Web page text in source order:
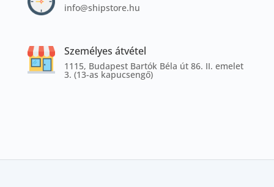
info@shipstore.hu
Személyes átvétel
1115, Budapest Bartók Béla út 86. II. emelet
3. (13-as kapucsengő)